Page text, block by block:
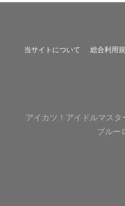
当サイトについて 総合利用
アイカツ！ アイドルマスタ
ブルー